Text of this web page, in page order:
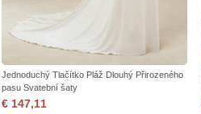
Jednoduchý Tlačítko Pláž Dlouhý Přirozeného
pasu Svatební šaty
€ 147,11